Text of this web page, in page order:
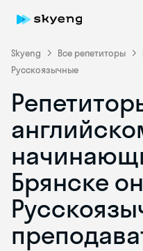
Skyeng Все репетиторы
Русскоязычные
Брянске
Skyeng Chat